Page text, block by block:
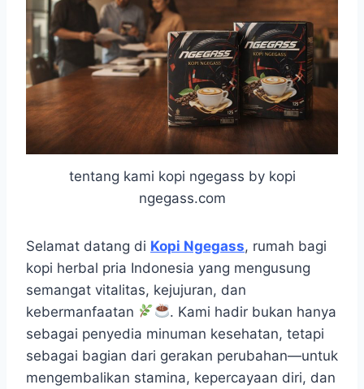
tentang kami kopi ngegass by kopi
ngegass.com
Selamat datang di Kopi Ngegass, rumah bagi
kopi herbal pria Indonesia yang mengusung
semangat vitalitas, kejujuran, dan
kebermanfaatan
. Kami hadir bukan hanya
sebagai penyedia minuman kesehatan, tetapi
sebagai bagian dari gerakan perubahan—untuk
mengembalikan stamina, kepercayaan diri, dan